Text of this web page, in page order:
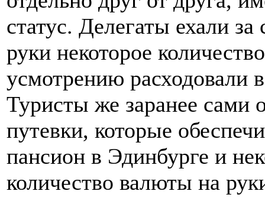
статус. Делегаты ехали за
руки некоторое
усмотрению расходовали
Туристы же заранее сами
путевки, которые
пансион в Эдинбурге и
количество валюты на